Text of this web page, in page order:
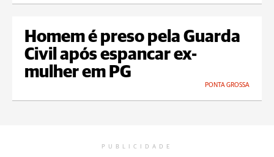
Homem é preso pela Guarda
Civil após espancar ex-
mulher em PG
PONTA GROSSA
PUBLICIDADE